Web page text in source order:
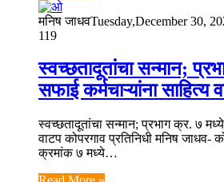
मनिष जाधवTuesday,December 30,
119
स्वच्छतादूतांचा सन्मान;
सफाई कर्मचाऱ्यांना साहित्य
स्वच्छतादूतांचा सन्मान; प्रभाग क्र. ७ मध्ये
वाटप कोपरगाव प्रतिनिधी मनिष जाधव-
क्रमांक ७ मध्ये…